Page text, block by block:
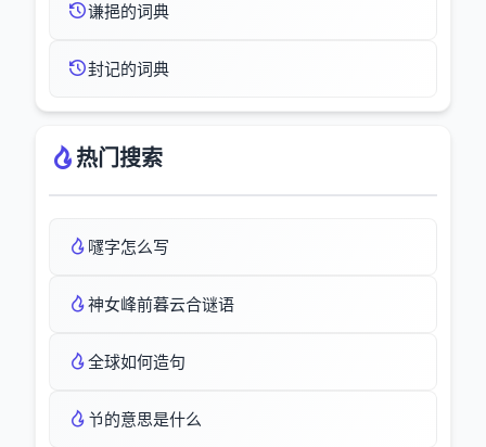
谦挹的词典
封记的词典
热门搜索
嚺字怎么写
神女峰前暮云合谜语
全球如何造句
兯的意思是什么